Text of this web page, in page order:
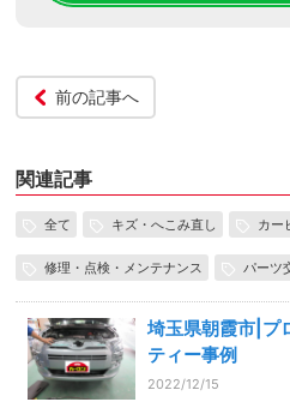
前の記事へ
関連記事
全て キズ・へこみ直し カー
修理・点検・メンテナンス パーツ
埼玉県朝霞市|
ティー事例
2022/12/15